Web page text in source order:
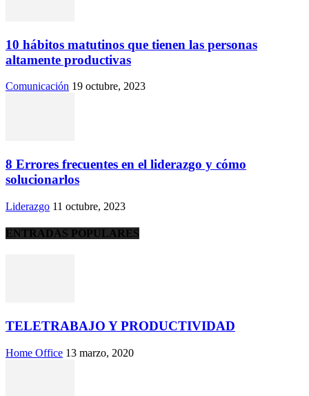
10 hábitos matutinos que tienen las personas
altamente productivas
Comunicación 19 octubre, 2023
8 Errores frecuentes en el liderazgo y cómo
solucionarlos
Liderazgo 11 octubre, 2023
ENTRADAS POPULARES
TELETRABAJO Y PRODUCTIVIDAD
Home Office 13 marzo, 2020